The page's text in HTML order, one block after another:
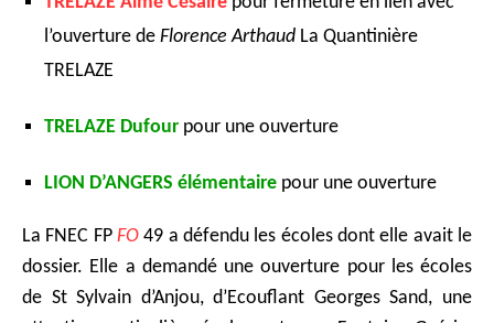
l’ouverture de Florence Arthaud La Quantinière
TRELAZE
TRELAZE Dufour pour une ouverture
LION D’ANGERS élémentaire pour une ouverture
La FNEC FP FO 49 a défendu les écoles dont elle avait le
dossier. Elle a demandé une ouverture pour les écoles
de St Sylvain d’Anjou, d’Ecouflant Georges Sand, une